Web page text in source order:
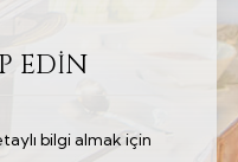
EDİN
bilgi almak için